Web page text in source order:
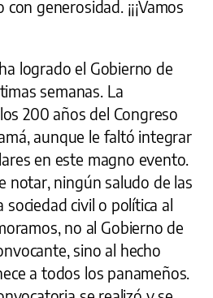
generosidad. ¡¡¡Vamos
logrado el Gobierno de
semanas. La
200 años del Congreso
aunque le faltó integrar
en este magno evento.
notar, ningún saludo de las
sociedad civil o política al
no al Gobierno de
sino al hecho
a todos los panameños.